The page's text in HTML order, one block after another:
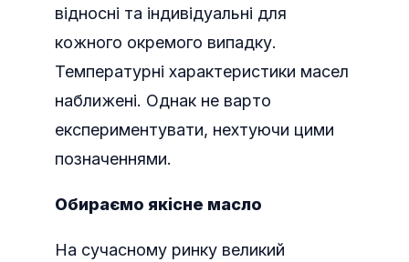
відносні та індивідуальні для
кожного окремого випадку.
Температурні характеристики масел
наближені. Однак не варто
експериментувати, нехтуючи цими
позначеннями.
Обираємо якісне масло
На сучасному ринку великий